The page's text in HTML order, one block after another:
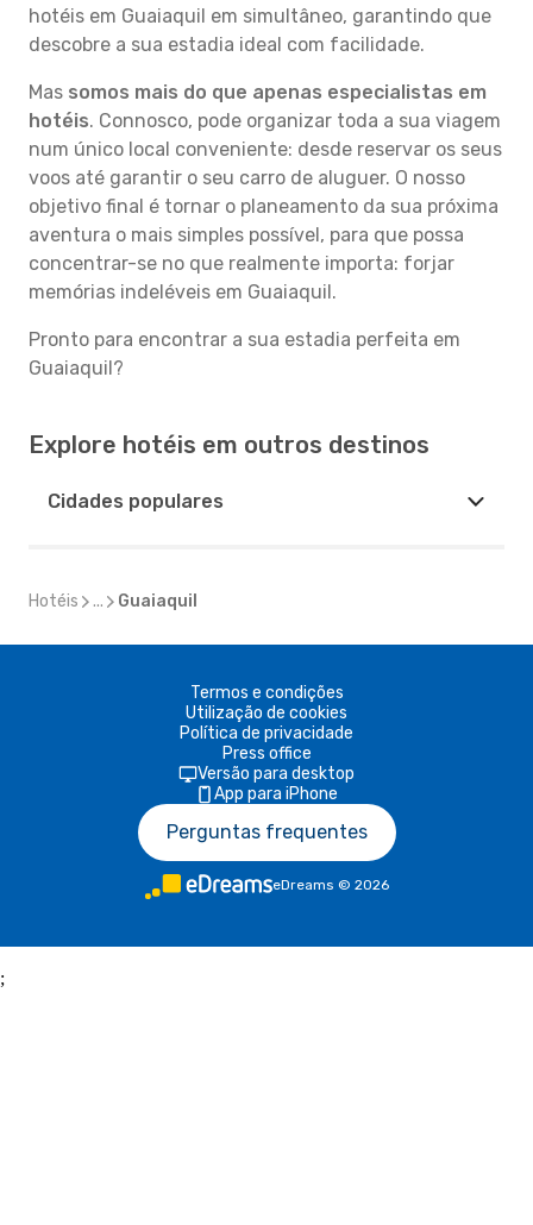
hotéis em Guaiaquil em simultâneo, garantindo que
descobre a sua estadia ideal com facilidade.
Mas somos mais do que apenas especialistas em
hotéis. Connosco, pode organizar toda a sua viagem
num único local conveniente: desde reservar os seus
voos até garantir o seu carro de aluguer. O nosso
objetivo final é tornar o planeamento da sua próxima
aventura o mais simples possível, para que possa
concentrar-se no que realmente importa: forjar
memórias indeléveis em Guaiaquil.
Pronto para encontrar a sua estadia perfeita em
Guaiaquil?
Explore hotéis em outros destinos
Cidades populares
Hotéis ... Guaiaquil
Termos e condições
Utilização de cookies
Política de privacidade
Press office
Versão para desktop
App para iPhone
Perguntas frequentes
eDreams © 2026
;